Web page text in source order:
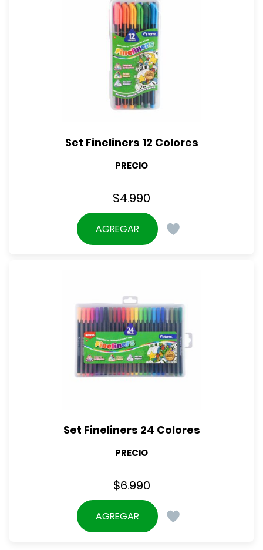
Set Fineliners 12 Colores
PRECIO
$4.990
AGREGAR
Set Fineliners 24 Colores
PRECIO
$6.990
AGREGAR